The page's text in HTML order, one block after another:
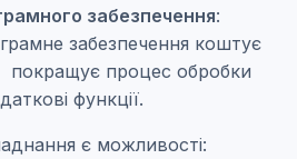
забезпечення:
забезпечення коштує
процес обробки
функції.
є можливості: